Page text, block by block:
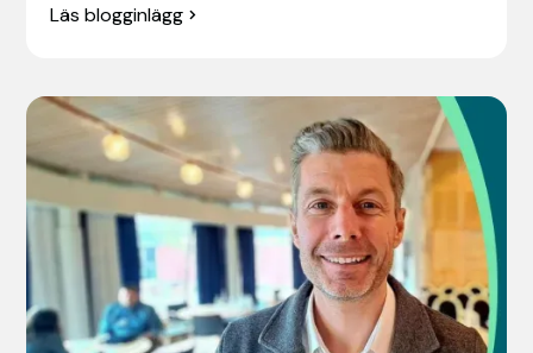
Läs blogginlägg